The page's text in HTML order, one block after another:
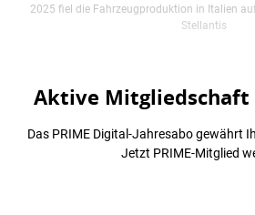
2025 fiel die Fahrzeugproduktion in Italien
Stellantis
Aktive
Das PRIME Digital-Jahresabo gewährt
Jetzt PRIME-Mitglied